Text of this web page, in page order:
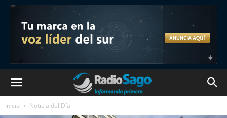
Inicio Noticia del Día